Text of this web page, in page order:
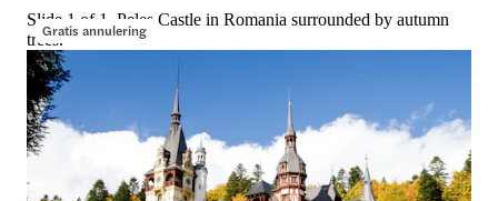
Gratis annulering
Slide 1 of 1, Peleș Castle in Romania surrounded by autumn
trees.